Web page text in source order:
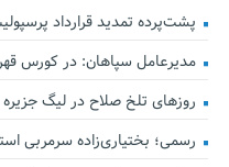
پشت‌پرده تمدید قرارداد
مدیرعامل سپاهان: در کورس
روزهای تلخ صلاح در لیگ جزیره
رسمی؛ بختیاری‌زاده سرمربی